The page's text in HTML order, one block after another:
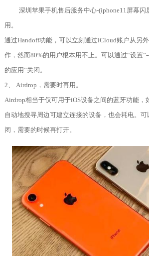
深圳苹果手机售后服务中心-(iphone11屏幕闪
用。
通过Handoff功能，可以立刻通过iCloud账户从另
作，然而80%的用户根本用不上。可以通过“设置
的应用”关闭。
2、 Airdrop，需要时再用。
Airdrop相当于仅可用于iOS设备之间的蓝牙功能，
自动地搜寻周边可建立连接的设备，也会耗电。
闭，需要的时候再打开。